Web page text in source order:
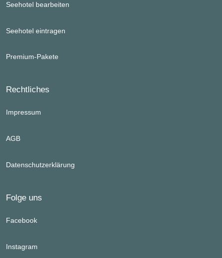
Seehotel bearbeiten
Seehotel eintragen
Premium-Pakete
Rechtliches
Impressum
AGB
Datenschutzerklärung
Folge uns
Facebook
Instagram